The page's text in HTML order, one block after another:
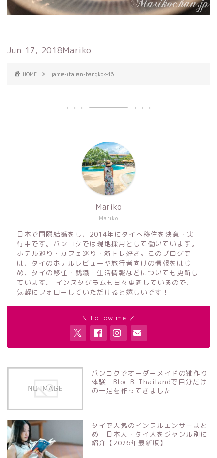
Jun 17, 2018Mariko
HOME jamie-italian-bangkok-16
Mariko
Mariko
日本で国際結婚をし、2014年にタイへ移住を決意・実
行中です。バンコクでは現地採用として働いています。
ホテル巡り・カフェ巡り・筋トレ好き。このブログで
は、タイのホテルレビューや旅行者向けの情報をはじ
め、タイの移住・就職・生活情報などについても更新し
ています。 インスタグラムも日々更新しているので、
気軽にフォローしていただけると嬉しいです！
＼ Follow me ／
バンコクでオーダーメイドの靴作り
体験｜Bloc B. Thailandで自分だけ
の一足を作ってきました
タイで人気のインフルエンサーまと
め｜日本人・タイ人をジャンル別に
紹介【2026年最新版】